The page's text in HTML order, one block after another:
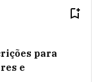
para
e